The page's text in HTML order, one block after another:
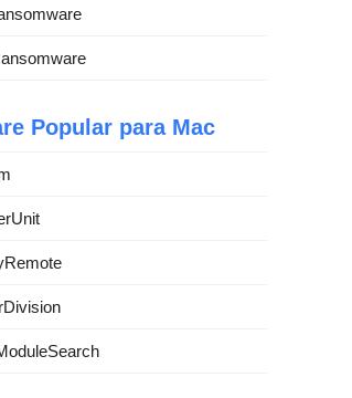
Popular para Mac